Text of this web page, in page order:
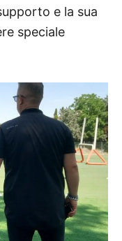
e la sua
speciale